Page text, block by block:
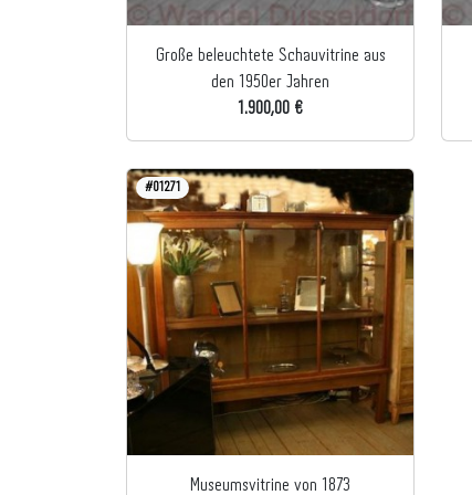
Große beleuchtete Schauvitrine aus
den 1950er Jahren
1.900,00 €
#01271
Museumsvitrine von 1873